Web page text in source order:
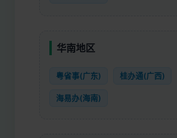
华南地区
粤省事(广东) 桂办通(广西)
海易办(海南)